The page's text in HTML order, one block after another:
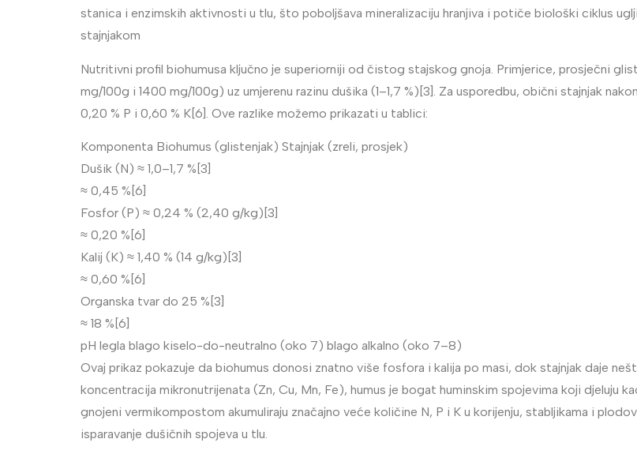
stanica i enzimskih aktivnosti u tlu, što poboljšava mineralizaciju hranjiva i potiče biološki ciklus
stajnjakom
Nutritivni profil biohumusa ključno je superiorniji od čistog stajskog gnoja. Primjerice, prosječni
mg/100g i 1400 mg/100g) uz umjerenu razinu dušika (1–1,7 %)[3]. Za usporedbu, obični stajnjak
0,20 % P i 0,60 % K[6]. Ove razlike možemo prikazati u tablici:
Komponenta Biohumus (glistenjak) Stajnjak (zreli, prosjek)
Dušik (N) ≈ 1,0–1,7 %[3]
≈ 0,45 %[6]
Fosfor (P) ≈ 0,24 % (2,40 g/kg)[3]
≈ 0,20 %[6]
Kalij (K) ≈ 1,40 % (14 g/kg)[3]
≈ 0,60 %[6]
Organska tvar do 25 %[3]
≈ 18 %[6]
pH legla blago kiselo-do-neutralno (oko 7) blago alkalno (oko 7–8)
Ovaj prikaz pokazuje da biohumus donosi znatno više fosfora i kalija po masi, dok stajnjak daje
koncentracija mikronutrijenata (Zn, Cu, Mn, Fe), humus je bogat huminskim spojevima koji djeluju
gnojeni vermikompostom akumuliraju značajno veće količine N, P i K u korijenju, stabljikama i
isparavanje dušičnih spojeva u tlu.